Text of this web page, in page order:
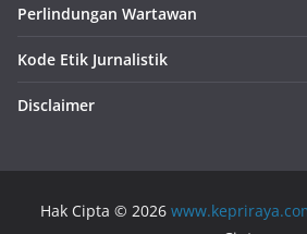
Perlindungan Wartawan
Kode Etik Jurnalistik
Disclaimer
Hak Cipta © 2026